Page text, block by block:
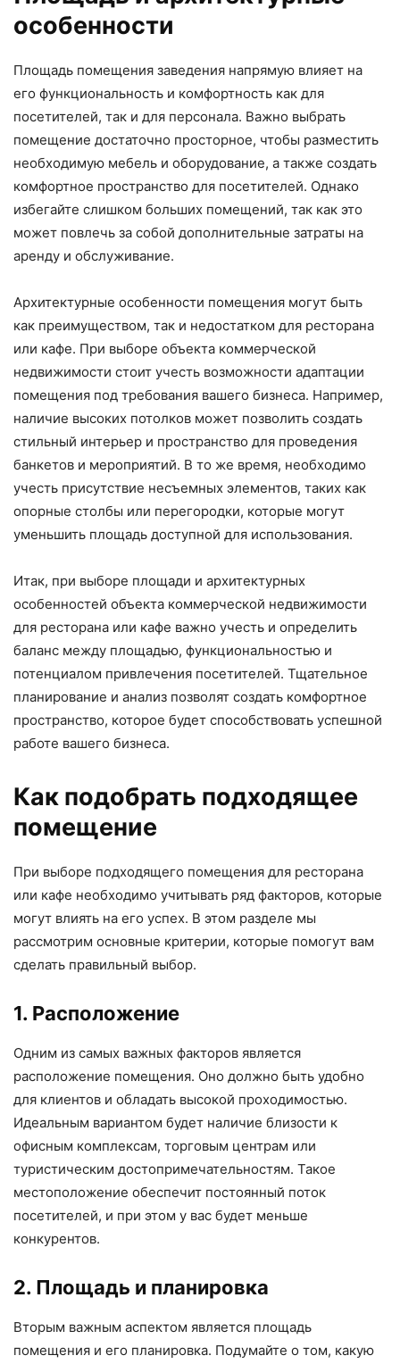
особенности
Площадь помещения заведения напрямую влияет на
его функциональность и комфортность как для
посетителей, так и для персонала. Важно выбрать
помещение достаточно просторное, чтобы разместить
необходимую мебель и оборудование, а также создать
комфортное пространство для посетителей. Однако
избегайте слишком больших помещений, так как это
может повлечь за собой дополнительные затраты на
аренду и обслуживание.
Архитектурные особенности помещения могут быть
как преимуществом, так и недостатком для ресторана
или кафе. При выборе объекта коммерческой
недвижимости стоит учесть возможности адаптации
помещения под требования вашего бизнеса. Например,
наличие высоких потолков может позволить создать
стильный интерьер и пространство для проведения
банкетов и мероприятий. В то же время, необходимо
учесть присутствие несъемных элементов, таких как
опорные столбы или перегородки, которые могут
уменьшить площадь доступной для использования.
Итак, при выборе площади и архитектурных
особенностей объекта коммерческой недвижимости
для ресторана или кафе важно учесть и определить
баланс между площадью, функциональностью и
потенциалом привлечения посетителей. Тщательное
планирование и анализ позволят создать комфортное
пространство, которое будет способствовать успешной
работе вашего бизнеса.
Как подобрать подходящее
помещение
При выборе подходящего помещения для ресторана
или кафе необходимо учитывать ряд факторов, которые
могут влиять на его успех. В этом разделе мы
рассмотрим основные критерии, которые помогут вам
сделать правильный выбор.
1. Расположение
Одним из самых важных факторов является
расположение помещения. Оно должно быть удобно
для клиентов и обладать высокой проходимостью.
Идеальным вариантом будет наличие близости к
офисным комплексам, торговым центрам или
туристическим достопримечательностям. Такое
местоположение обеспечит постоянный поток
посетителей, и при этом у вас будет меньше
конкурентов.
2. Площадь и планировка
Вторым важным аспектом является площадь
помещения и его планировка. Подумайте о том, какую